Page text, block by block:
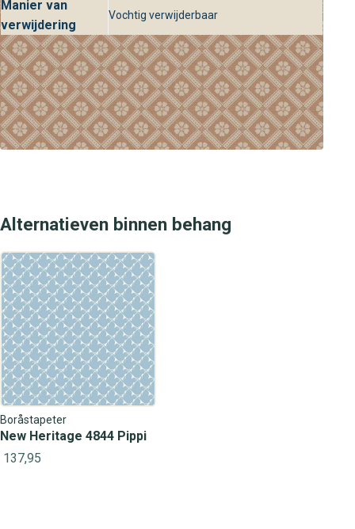
Manier van
verwijdering
Vochtig verwijderbaar
Alternatieven binnen behang
Boråstapeter
New Heritage 4844 Pippi
137,95